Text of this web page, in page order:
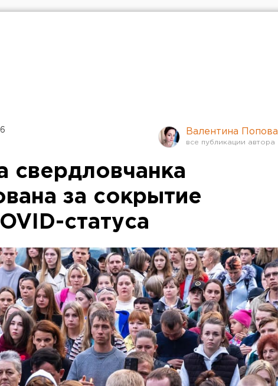
Валентина Попова
свердловчанка
за сокрытие
статуса